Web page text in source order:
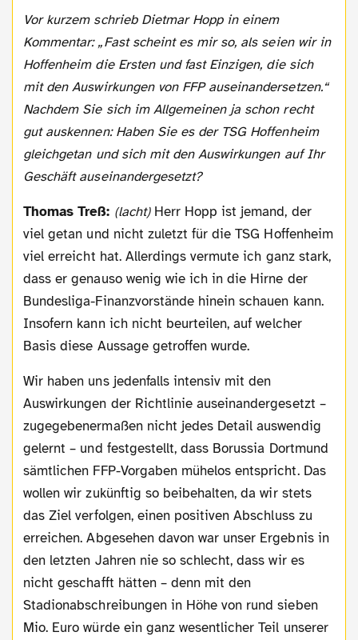
Vor kurzem schrieb Dietmar Hopp in einem
Kommentar: „Fast scheint es mir so, als seien wir in
Hoffenheim die Ersten und fast Einzigen, die sich
mit den Auswirkungen von FFP auseinandersetzen.“
Nachdem Sie sich im Allgemeinen ja schon recht
gut auskennen: Haben Sie es der TSG Hoffenheim
gleichgetan und sich mit den Auswirkungen auf Ihr
Geschäft auseinandergesetzt?
Thomas Treß: (lacht)Herr Hopp ist jemand, der
viel getan und nicht zuletzt für die TSG Hoffenheim
viel erreicht hat. Allerdings vermute ich ganz stark,
dass er genauso wenig wie ich in die Hirne der
Bundesliga-Finanzvorstände hinein schauen kann.
Insofern kann ich nicht beurteilen, auf welcher
Basis diese Aussage getroffen wurde.
Wir haben uns jedenfalls intensiv mit den
Auswirkungen der Richtlinie auseinandergesetzt –
zugegebenermaßen nicht jedes Detail auswendig
gelernt – und festgestellt, dass Borussia Dortmund
sämtlichen FFP-Vorgaben mühelos entspricht. Das
wollen wir zukünftig so beibehalten, da wir stets
das Ziel verfolgen, einen positiven Abschluss zu
erreichen. Abgesehen davon war unser Ergebnis in
den letzten Jahren nie so schlecht, dass wir es
nicht geschafft hätten – denn mit den
Stadionabschreibungen in Höhe von rund sieben
Mio. Euro würde ein ganz wesentlicher Teil unserer